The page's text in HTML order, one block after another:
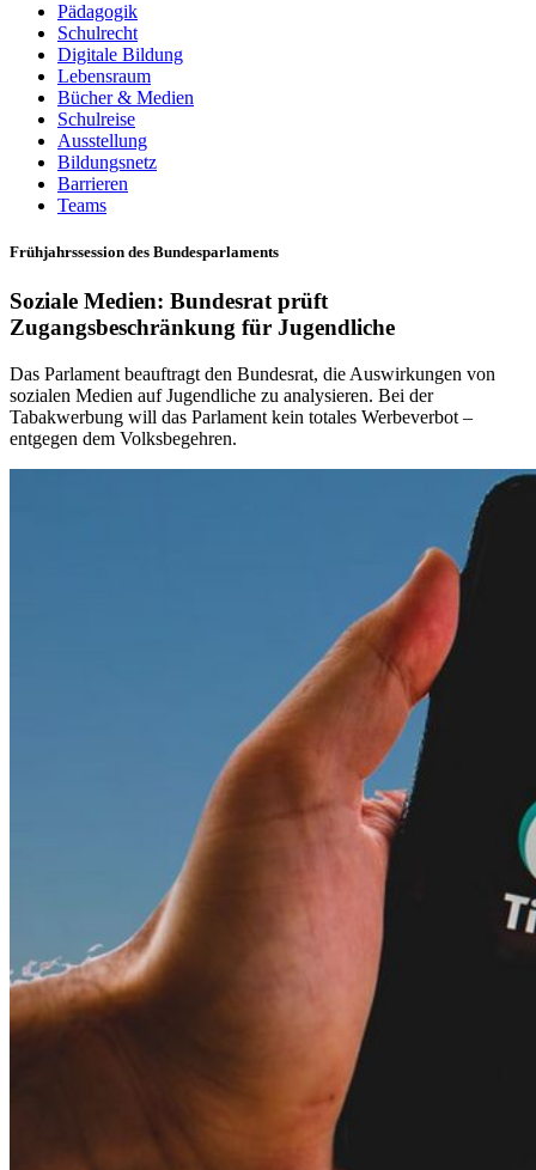
Pädagogik
Schulrecht
Digitale Bildung
Lebensraum
Bücher & Medien
Schulreise
Ausstellung
Bildungsnetz
Barrieren
Teams
Frühjahrssession des Bundesparlaments
Soziale Medien: Bundesrat prüft
Zugangsbeschränkung für Jugendliche
Das Parlament beauftragt den Bundesrat, die Auswirkungen von
sozialen Medien auf Jugendliche zu analysieren. Bei der
Tabakwerbung will das Parlament kein totales Werbeverbot –
entgegen dem Volksbegehren.